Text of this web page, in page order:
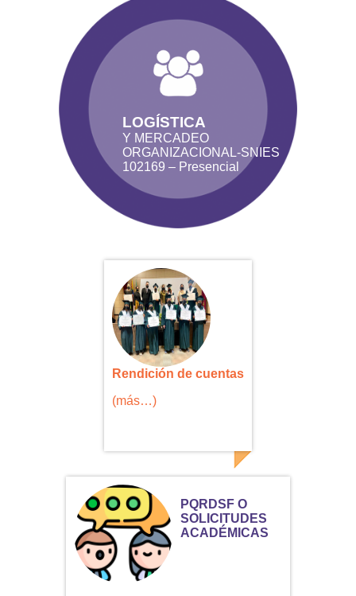
LOGÍSTICA
Y MERCADEO
ORGANIZACIONAL-SNIES
102169 – Presencial
Rendición de cuentas
(más…)
PQRDSF O
SOLICITUDES
ACADÉMICAS